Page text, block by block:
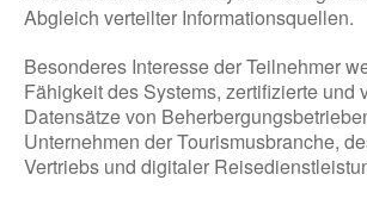
Abgleich verteilter Informationsquellen.
Besonderes Interesse der Teilnehmer
Fähigkeit des Systems, zertifizierte und
Datensätze von
Unternehmen der Tourismusbranche,
Vertriebs und digitaler